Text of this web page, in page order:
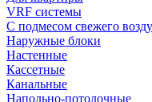
VRF системы
С подмесом свежего
Наружные блоки
Настенные
Кассетные
Канальные
Напольно-потолочные